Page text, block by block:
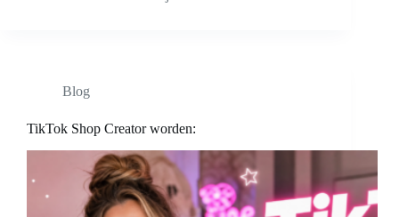
Blog
TikTok Shop Creator worden: